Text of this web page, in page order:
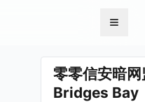
零零信安暗
Bridges Bay